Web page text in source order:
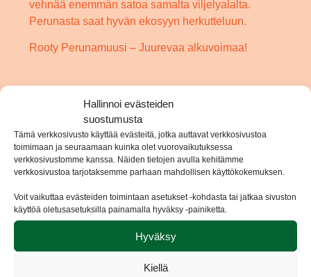
Hallinnoi evästeiden
suostumusta
Tämä verkkosivusto käyttää evästeitä, jotka auttavat verkkosivustoa
toimimaan ja seuraamaan kuinka olet vuorovaikutuksessa
verkkosivustomme kanssa. Näiden tietojen avulla kehitämme
verkkosivustoa tarjotaksemme parhaan mahdollisen käyttökokemuksen.
Voit vaikuttaa evästeiden toimintaan asetukset -kohdasta tai jatkaa sivuston
käyttöä oletusasetuksilla painamalla hyväksy -painiketta.
Hyväksy
Kiellä
vehnää enemmän satoa samalta viljelyalalta.
Perunasta saat hyvän ekosyyn herkutteluun.
Rooty Perunamuusi – Juurevaa alkuvoimaa!
Katso myös
wokkiperuna
Perunainen rösti-snack